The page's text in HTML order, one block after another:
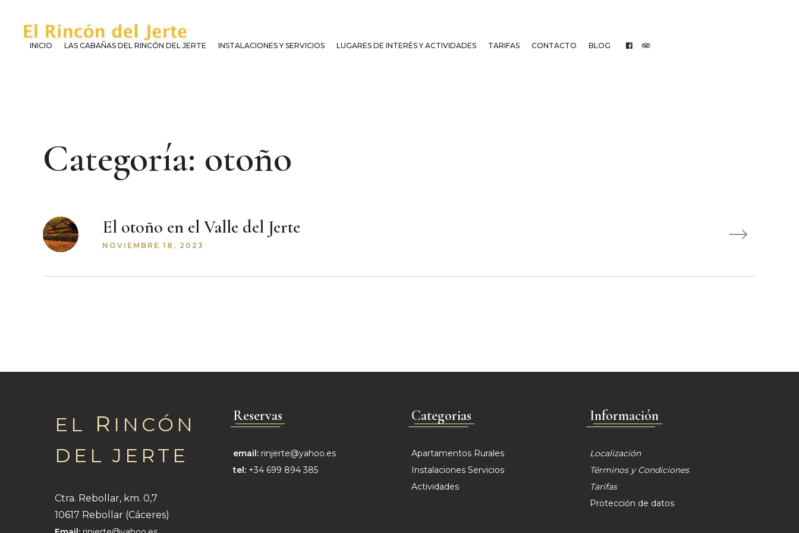
INICIO LAS CABAÑAS DEL RINCÓN DEL JERTE INSTALACIONES Y SERVICIOS LUGARES DE INTERÉS Y ACTIVIDADES TARIFAS CONTACTO BLOG
Categoría: otoño
El otoño en el Valle del Jerte
NOVIEMBRE 18, 2023
EL R INCÓN
DEL JERTE
Ctra. Rebollar, km. 0,7
10617 Rebollar (Cáceres)
Reservas
email: rinjerte@yahoo.es
tel: +34 699 894 385
Categorias
Apartamentos Rurales
Instalaciones Servicios
Actividades
Información
Localización
Términos y Condiciones
Tarifas
Protección de datos